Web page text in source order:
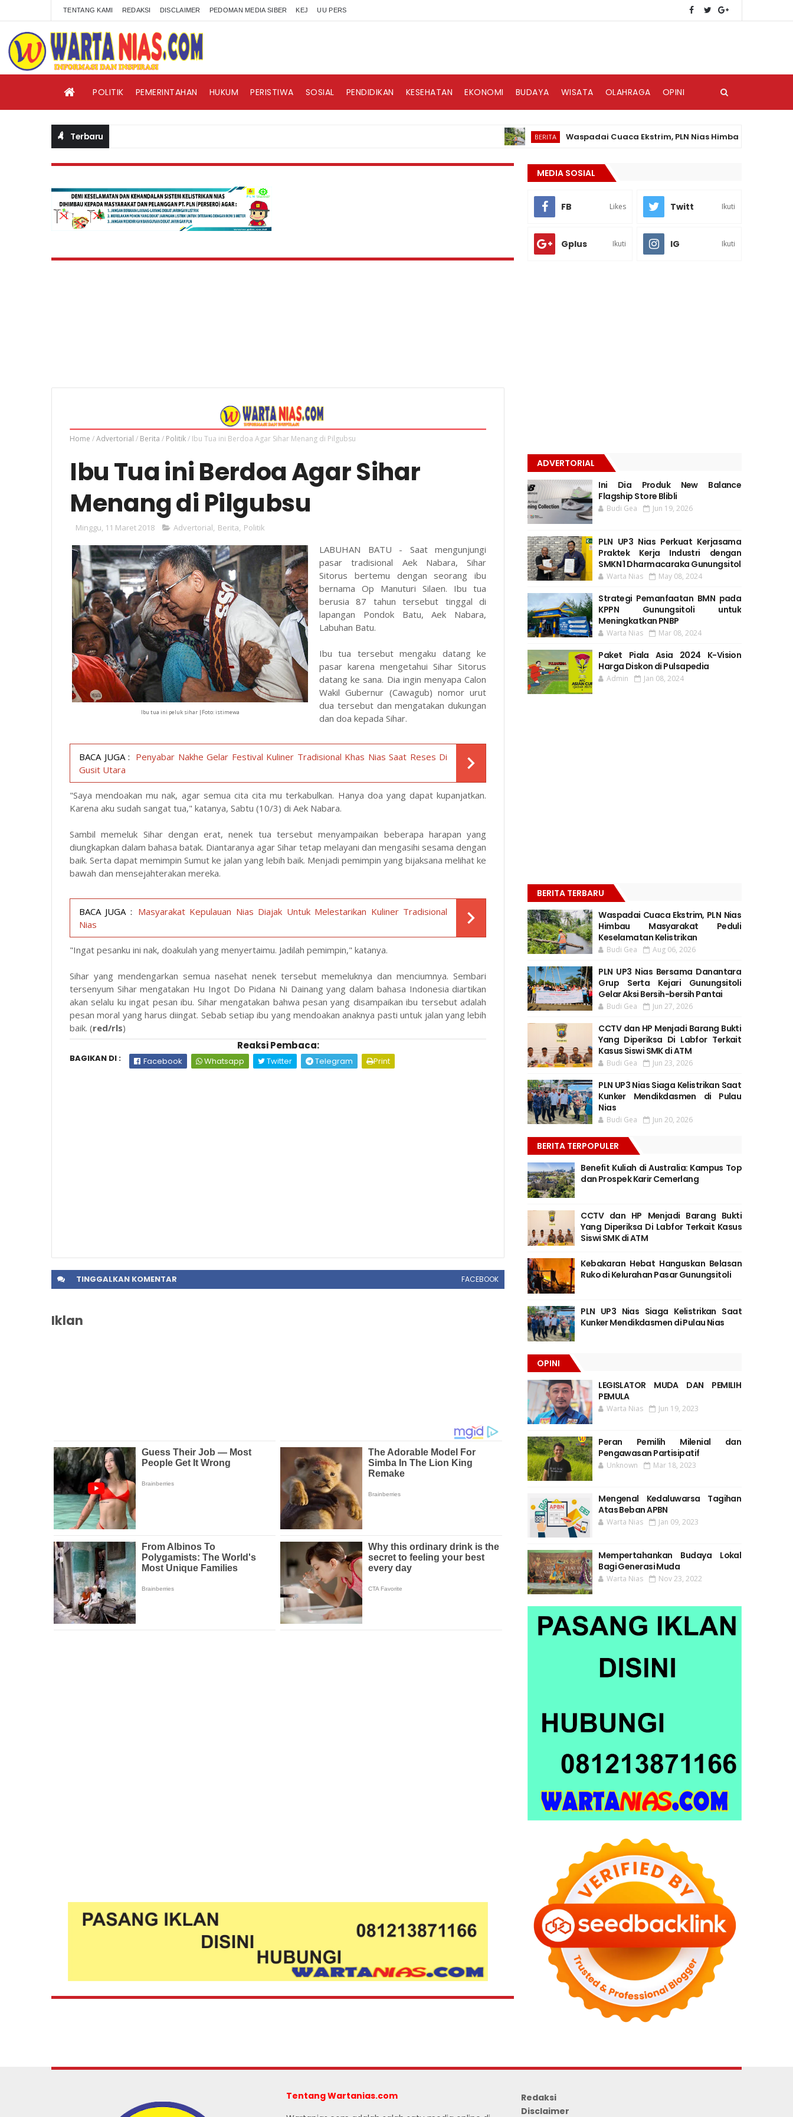
TENTANG KAMI REDAKSI DISCLAIMER PEDOMAN MEDIA SIBER KEJ UU PERS
POLITIK PEMERINTAHAN HUKUM PERISTIWA SOSIAL PENDIDIKAN KESEHATAN EKONOMI BUDAYA WISATA OLAHRAGA OPINI
Terbaru BERITA Waspadai Cuaca Ekstrim, PLN Nias Himbau Masyarakat
Home /Advertorial / Berita / Politik/ Ibu Tua ini Berdoa Agar Sihar Menang di Pilgubsu
Ibu Tua ini Berdoa Agar Sihar
Menang di Pilgubsu
Minggu, 11 Maret 2018 Advertorial Berita Politik
Ibu tua ini peluk sihar |Foto: istimewa
LABUHAN BATU - Saat mengunjungi
pasar tradisional Aek Nabara, Sihar
Sitorus bertemu dengan seorang ibu
bernama Op Manuturi Silaen. Ibu tua
berusia 87 tahun tersebut tinggal di
lapangan Pondok Batu, Aek Nabara,
Labuhan Batu.
Ibu tua tersebut mengaku datang ke
pasar karena mengetahui Sihar Sitorus
datang ke sana. Dia ingin menyapa Calon
Wakil Gubernur (Cawagub) nomor urut
dua tersebut dan mengatakan dukungan
dan doa kepada Sihar.
BACA JUGA : Penyabar Nakhe Gelar Festival Kuliner Tradisional Khas Nias Saat Reses Di
Gusit Utara
"Saya mendoakan mu nak, agar semua cita cita mu terkabulkan. Hanya doa yang dapat kupanjatkan.
Karena aku sudah sangat tua," katanya, Sabtu (10/3) di Aek Nabara.
Sambil memeluk Sihar dengan erat, nenek tua tersebut menyampaikan beberapa harapan yang
diungkapkan dalam bahasa batak. Diantaranya agar Sihar tetap melayani dan mengasihi sesama dengan
baik. Serta dapat memimpin Sumut ke jalan yang lebih baik. Menjadi pemimpin yang bijaksana melihat ke
bawah dan mensejahterakan mereka.
BACA JUGA : Masyarakat Kepulauan Nias Diajak Untuk Melestarikan Kuliner Tradisional
Nias
"Ingat pesanku ini nak, doakulah yang menyertaimu. Jadilah pemimpin," katanya.
Sihar yang mendengarkan semua nasehat nenek tersebut memeluknya dan menciumnya. Sembari
tersenyum Sihar mengatakan Hu Ingot Do Pidana Ni Dainang yang dalam bahasa Indonesia diartikan
akan selalu ku ingat pesan ibu. Sihar mengatakan bahwa pesan yang disampaikan ibu tersebut adalah
pesan moral yang harus diingat. Sebab setiap ibu yang mendoakan anaknya pasti untuk jalan yang lebih
baik. (red/rls)
Reaksi Pembaca:
BAGIKAN DI : Facebook Whatsapp Twitter Telegram Print
TINGGALKAN KOMENTAR FACEBOOK
Iklan
MEDIA SOSIAL
FB Likes Twitt Ikuti
Gplus Ikuti IG Ikuti
ADVERTORIAL
Ini Dia Produk New Balance
Flagship Store Blibli
Budi Gea Jun 19, 2026
PLN UP3 Nias Perkuat Kerjasama
Praktek Kerja Industri dengan
SMKN 1 Dharmacaraka Gunungsitol
Warta Nias May 08, 2024
Strategi Pemanfaatan BMN pada
KPPN Gunungsitoli untuk
Meningkatkan PNBP
Warta Nias Mar 08, 2024
Paket Piala Asia 2024 K-Vision
Harga Diskon di Pulsapedia
Admin Jan 08, 2024
BERITA TERBARU
Waspadai Cuaca Ekstrim, PLN Nias
Himbau Masyarakat Peduli
Keselamatan Kelistrikan
Budi Gea Aug 06, 2026
PLN UP3 Nias Bersama Danantara
Grup Serta Kejari Gunungsitoli
Gelar Aksi Bersih-bersih Pantai
Budi Gea Jun 27, 2026
CCTV dan HP Menjadi Barang Bukti
Yang Diperiksa Di Labfor Terkait
Kasus Siswi SMK di ATM
Budi Gea Jun 23, 2026
PLN UP3 Nias Siaga Kelistrikan Saat
Kunker Mendikdasmen di Pulau
Nias
Budi Gea Jun 20, 2026
BERITA TERPOPULER
Benefit Kuliah di Australia: Kampus Top
dan Prospek Karir Cemerlang
CCTV dan HP Menjadi Barang Bukti
Yang Diperiksa Di Labfor Terkait Kasus
Siswi SMK di ATM
Kebakaran Hebat Hanguskan Belasan
Ruko di Kelurahan Pasar Gunungsitoli
PLN UP3 Nias Siaga Kelistrikan Saat
Kunker Mendikdasmen di Pulau Nias
OPINI
LEGISLATOR MUDA DAN PEMILIH
PEMULA
Warta Nias Jun 19, 2023
Peran Pemilih Milenial dan
Pengawasan Partisipatif
Unknown Mar 18, 2023
Mengenal Kedaluwarsa Tagihan
Atas Beban APBN
Warta Nias Jan 09, 2023
Mempertahankan Budaya Lokal
Bagi Generasi Muda
Warta Nias Nov 23, 2022
Tentang Wartanias.com
Redaksi
Disclaimer